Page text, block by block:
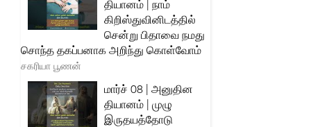
தியானம் | நாம்
கிறிஸ்துவினிடத்தில்
சென்று பிதாவை நமது
சொந்த தகப்பனாக அறிந்து கொள்வோம்
சகரியா பூணன்
மார்ச் 08 | அனுதின
தியானம் | முழு
இருதயத்தோடு